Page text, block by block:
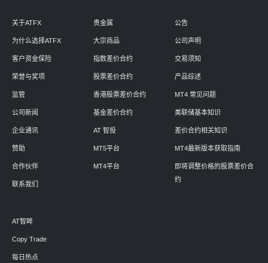
关于ATFX
为什么选择ATFX
客户资金保险
荣誉与奖项
监管
公司新闻
企业通讯
赞助
合作伙伴
联系我们
贵金属
大宗商品
指数差价合约
股票差价合约
香港股票差价合约
基金差价合约
AT 智投
MT5平台
MT4平台
公告
公司声明
交易须知
产品综述
MT4 常见问题
美联储基本知识
差价合约相关知识
MT4最新版本获取指南
即将调整价格的股票差价合
约
AT智眸
Copy Trade
每日热点